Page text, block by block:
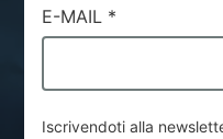
E-MAIL *
Iscrivendoti alla